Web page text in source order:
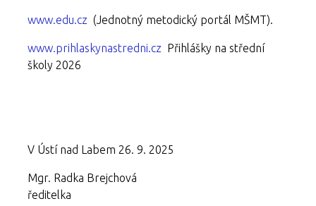
www.edu.cz (Jednotný metodický portál MŠMT).
www.prihlaskynastredni.cz Přihlášky na střední
školy 2026
V Ústí nad Labem 26. 9. 2025
Mgr. Radka Brejchová
ředitelka